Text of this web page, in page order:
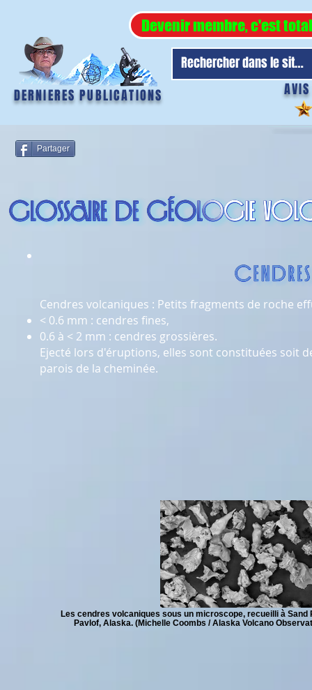
Devenir membre, c'est
DERNIERES PUBLICATIONS
Partager
Cendres volcaniques : Petits fragments de roche
< 0.6 mm : cendres fines,
0.6 à < 2 mm : cendres grossières.
Ejecté lors d'éruptions, elles sont constituées soit
parois de la cheminée.
Les cendres volcaniques sous un microscope, recueilli à Sand
Pavlof, Alaska. (Michelle Coombs / Alaska Volcano